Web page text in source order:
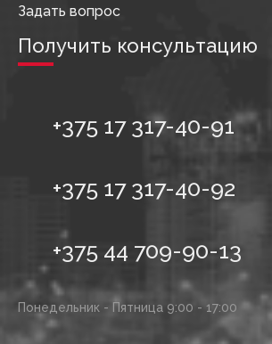
Задать вопрос
Получить консультацию
+375 17 317-40-91
+375 17 317-40-92
+375 44 709-90-13
Понедельник - Пятница 9:00 - 17:00